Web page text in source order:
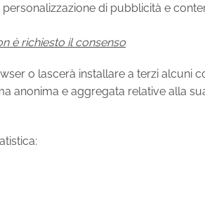
di pubblicità e
è richiesto il consenso
o lascerà installare a terzi alcuni
anonima e aggregata relative alla